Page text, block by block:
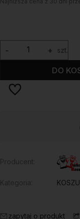
+
- szt.
DO
zapytaj o produkt